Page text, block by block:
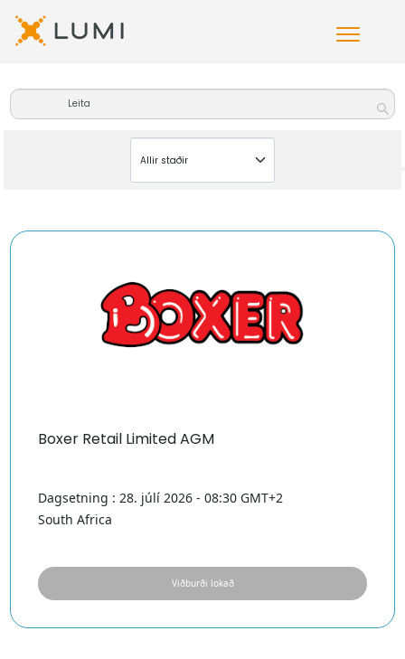
Boxer Retail Limited AGM
Dagsetning : 28. júlí 2026 - 08:30 GMT+2
South Africa
Viðburði lokað